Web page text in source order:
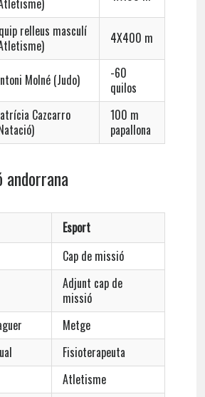
relleus masculí
4X400 m
Molné (Judo)
-60
quilos
Cazcarro
100 m
papallona
andorrana
Esport
Cap de missió
Adjunt cap de
missió
Metge
Fisioterapeuta
Atletisme